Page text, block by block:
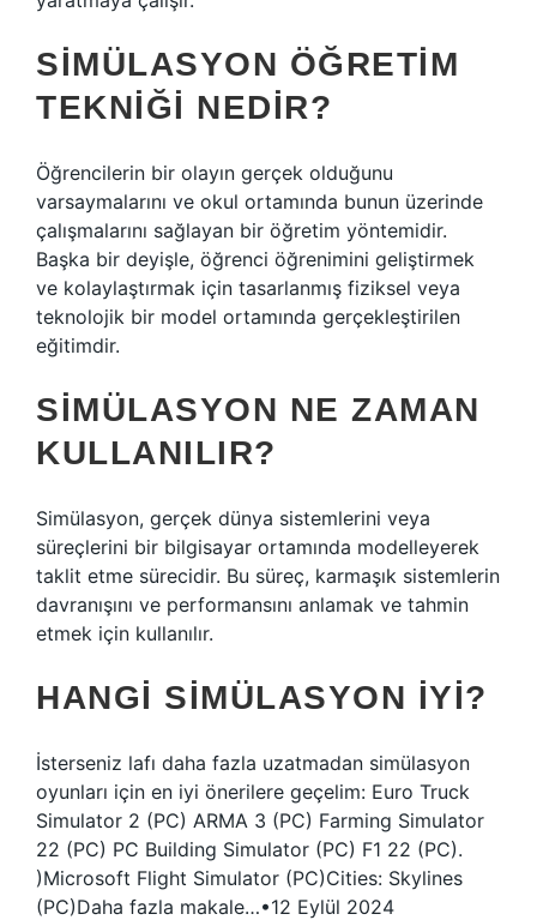
SIMÜLASYON ÖĞRETIM
TEKNIĞI NEDIR?
Öğrencilerin bir olayın gerçek olduğunu
varsaymalarını ve okul ortamında bunun üzerinde
çalışmalarını sağlayan bir öğretim yöntemidir.
Başka bir deyişle, öğrenci öğrenimini geliştirmek
ve kolaylaştırmak için tasarlanmış fiziksel veya
teknolojik bir model ortamında gerçekleştirilen
eğitimdir.
SIMÜLASYON NE ZAMAN
KULLANILIR?
Simülasyon, gerçek dünya sistemlerini veya
süreçlerini bir bilgisayar ortamında modelleyerek
taklit etme sürecidir. Bu süreç, karmaşık sistemlerin
davranışını ve performansını anlamak ve tahmin
etmek için kullanılır.
HANGI SIMÜLASYON IYI?
İsterseniz lafı daha fazla uzatmadan simülasyon
oyunları için en iyi önerilere geçelim: Euro Truck
Simulator 2 (PC) ARMA 3 (PC) Farming Simulator
22 (PC) PC Building Simulator (PC) F1 22 (PC).
)Microsoft Flight Simulator (PC)Cities: Skylines
(PC)Daha fazla makale…•12 Eylül 2024